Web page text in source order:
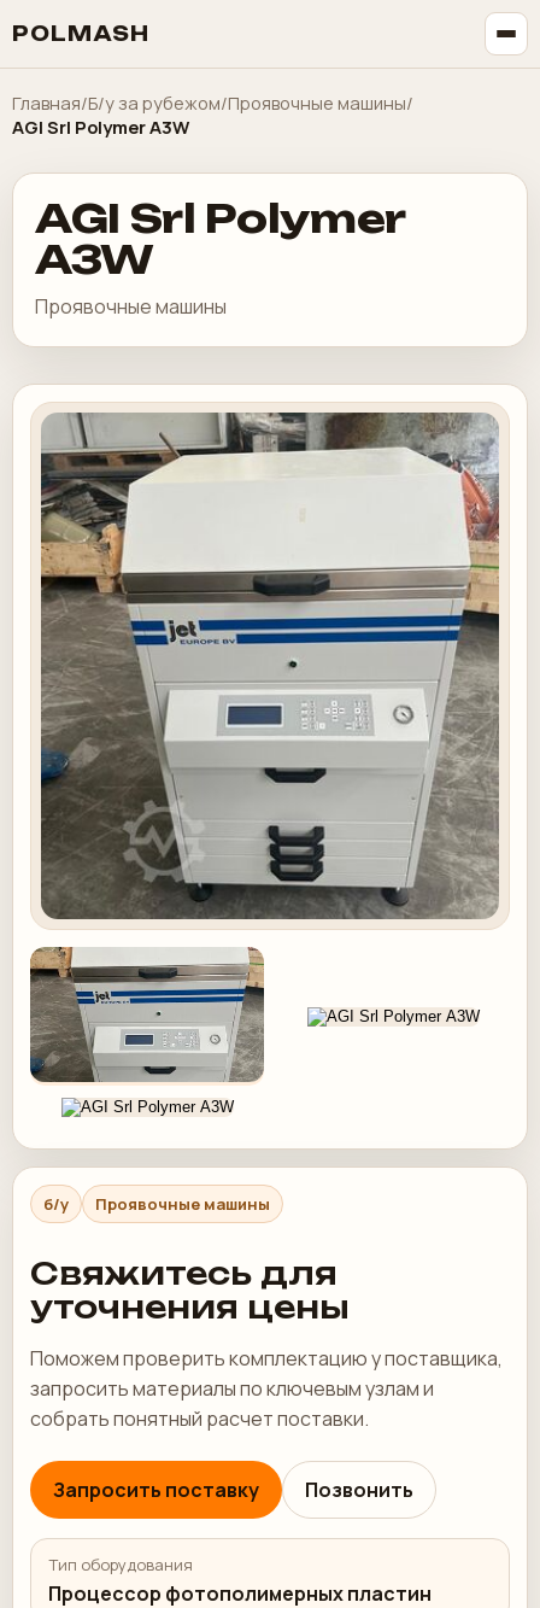
POLMASH
Главная/Б/у за рубежом/Проявочные машины/
AGI Srl Polymer A3W
AGI Srl Polymer
A3W
Проявочные машины
б/у Проявочные машины
Свяжитесь для
уточнения цены
Поможем проверить комплектацию у поставщика,
запросить материалы по ключевым узлам и
собрать понятный расчет поставки.
Запросить поставку Позвонить
Тип оборудования
Процессор фотополимерных пластин